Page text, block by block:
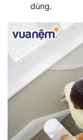
dùng.